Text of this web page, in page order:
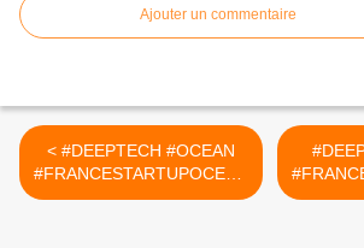
Ajouter un commentaire
< #DEEPTECH #OCEAN
#FRANCESTARTUPOCEAN
S : #startupsuccesstories :
S :